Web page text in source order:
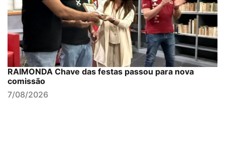
RAIMONDA Chave das festas passou para nova
comissão
7/08/2026